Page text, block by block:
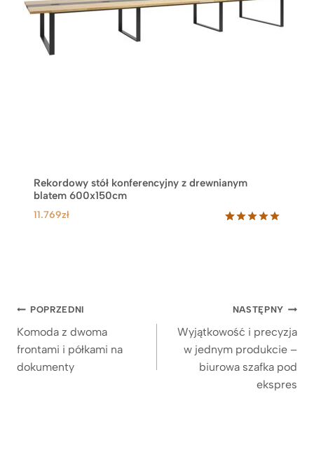
Rekordowy stół konferencyjny z drewnianym
blatem 600x150cm
11.769zł
Nawigacja
wpisu
POPRZEDNI
Komoda z dwoma
frontami i półkami na
dokumenty
NASTĘPNY
Wyjątkowość i precyzja
w jednym produkcie –
biurowa szafka pod
ekspres